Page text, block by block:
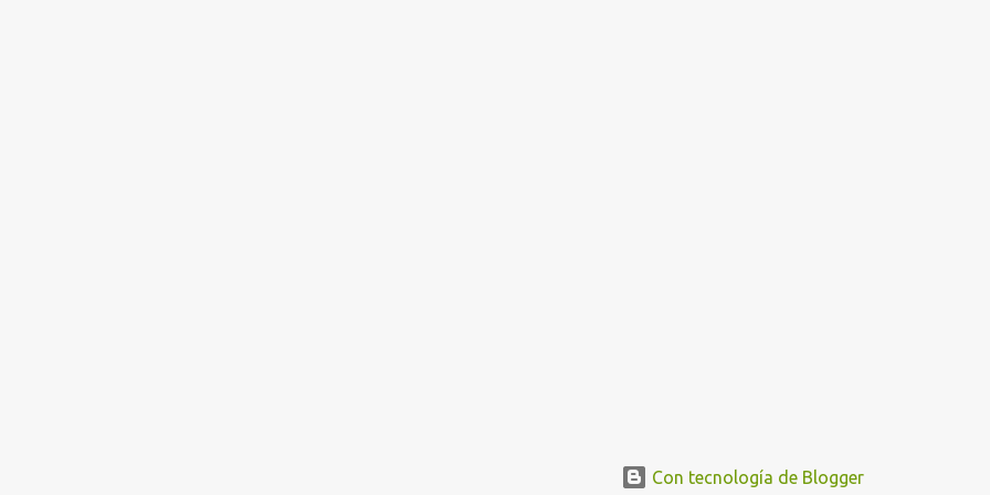
Con tecnología de Blogger